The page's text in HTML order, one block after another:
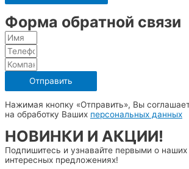
Форма обратной связи
Отправить
Нажимая кнопку «Отправить», Вы
на обработку Ваших персональных данных
НОВИНКИ И АКЦИИ!
Подпишитесь и узнавайте первыми о наших
интересных предложениях!